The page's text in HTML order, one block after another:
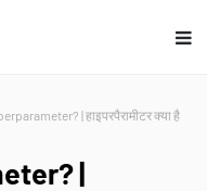
| हाइपरपैरामीटर क्या है
|